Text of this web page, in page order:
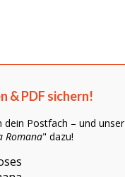
& PDF sichern!
dein Postfach – und unser
Romana" dazu!